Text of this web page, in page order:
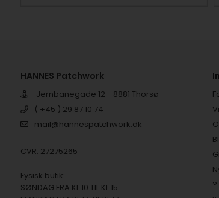
HANNES Patchwork
Jernbanegade 12 - 8881 Thorsø
( +45 ) 29 87 10 74
mail@hannespatchwork.dk
CVR: 27275265
Fysisk butik:
SØNDAG FRA KL 10 TIL KL 15